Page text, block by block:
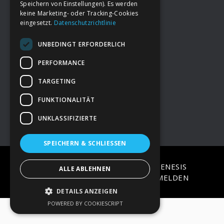
FooterDeine Spende
→ Impressum
→Kontakt zum PAO Team
COPYRIGHT © 2026 · ON
GENESIS
FRAMEWORK·WORDPRESS·ANMELDEN
Speichern von Einstellungen). Es werden
keine Marketing- oder Tracking-Cookies
eingesetzt. Datenschutzrichtlinie
UNBEDINGT ERFORDERLICH
PERFORMANCE
TARGETING
FUNKTIONALITÄT
UNKLASSIFIZIERTE
SPEICHERN & SCHLIESSEN
ALLE ABLEHNEN
DETAILS ANZEIGEN
POWERED BY COOKIESCRIPT